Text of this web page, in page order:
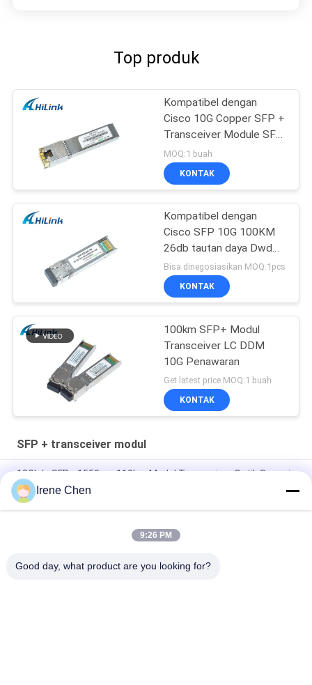
Top produk
Kompatibel dengan
Cisco 10G Copper SFP +
Transceiver Module SFP
-10G-T RJ45 connector
MOQ:1 buah
KONTAK
Kompatibel dengan
Cisco SFP 10G 100KM
26db tautan daya Dwdm
SFP + Modul
Transceiver
Bisa dinegosiasikan MOQ:1pcs
KONTAK
100km SFP+ Modul
Transceiver LC DDM
10G Penawaran
Get latest price MOQ:1 buah
KONTAK
SFP + transceiver modul
10Gb/s SFP+ 1550nm 110km Modul Transceiver Optik Sesuai
RoHS
25Gbps BIDI 40KM 1270/1310nm 40KM APD LC DOM
Irene Chen
9:26 PM
Good day, what product are you looking for?